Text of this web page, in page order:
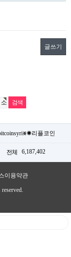
글쓰기
리플코인
전체 6,187,402
이용약관